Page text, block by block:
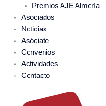
Premios AJE Almería
Asociados
Noticias
Asóciate
Convenios
Actividades
Contacto